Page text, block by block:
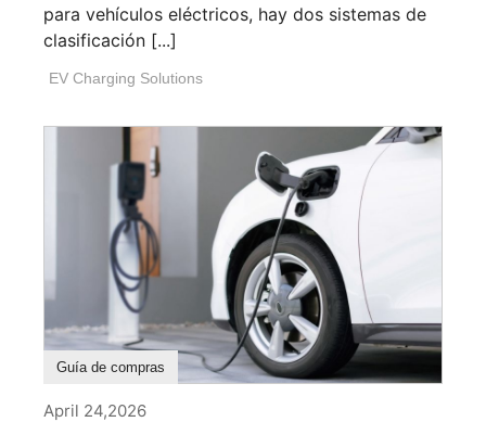
para vehículos eléctricos, hay dos sistemas de
clasificación [...]
EV Charging Solutions
Guía de compras
April 24,2026